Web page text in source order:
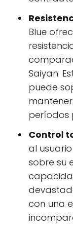
Blue
Saiyan.
puede
períodos
Control
al
sobre su
con una